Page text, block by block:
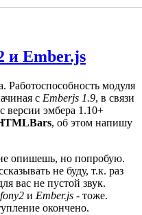
и Ember.js
Работоспособность модуля
с Emberjs 1.9, в связи
версии эмбера 1.10+
, об этом напишу
опишешь, но попробую.
не буду, т.к. раз
вас не пустой звук.
и Ember.js - тоже.
окончено.